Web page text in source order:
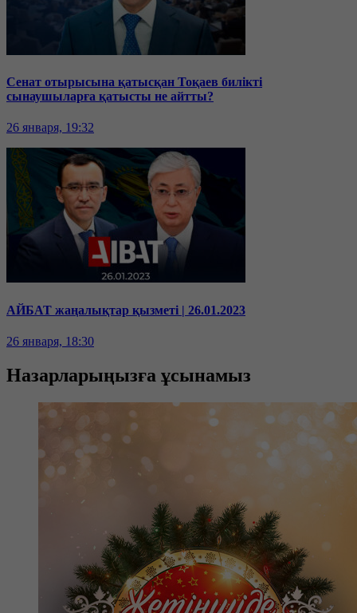
Сенат отырысына қатысқан Тоқаев билікті
сынаушыларға қатысты не айтты?
26 января, 19:32
АЙБАТ жаңалықтар қызметі | 26.01.2023
26 января, 18:30
Назарларыңызға ұсынамыз